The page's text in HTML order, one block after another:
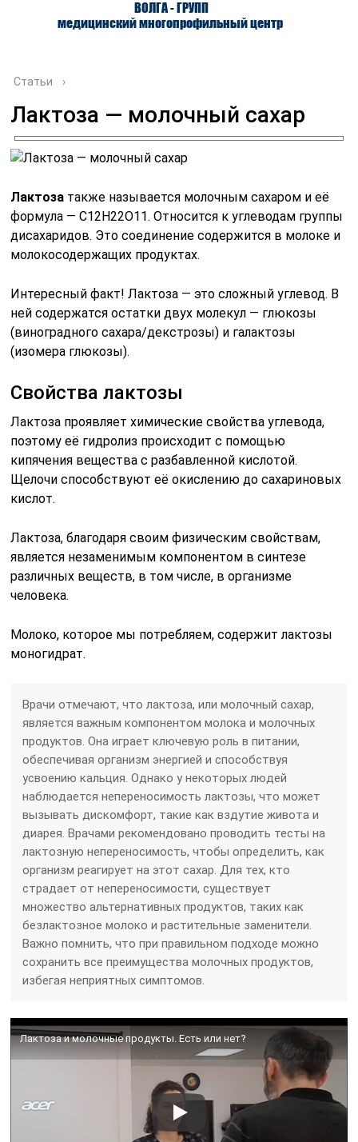
ВОЛГА - ГРУПП
медицинский многопрофильный центр
О ЦЕНТРЕ ВРАЧИ УСЛУГИ
Статьи ›
Лактоза — молочный сахар
Лактоза также называется молочным сахаром и её
формула — С12H22O11. Относится к углеводам группы
дисахаридов. Это соединение содержится в молоке и
молокосодержащих продуктах.
Интересный факт! Лактоза — это сложный углевод. В
ней содержатся остатки двух молекул — глюкозы
(виноградного сахара/декстрозы) и галактозы
(изомера глюкозы).
Свойства лактозы
Лактоза проявляет химические свойства углевода,
поэтому её гидролиз происходит с помощью
кипячения вещества с разбавленной кислотой.
Щелочи способствуют её окислению до сахариновых
кислот.
Лактоза, благодаря своим физическим свойствам,
является незаменимым компонентом в синтезе
различных веществ, в том числе, в организме
человека.
Молоко, которое мы потребляем, содержит лактозы
моногидрат.
Врачи отмечают, что лактоза, или молочный сахар,
является важным компонентом молока и молочных
продуктов. Она играет ключевую роль в питании,
обеспечивая организм энергией и способствуя
усвоению кальция. Однако у некоторых людей
наблюдается непереносимость лактозы, что может
вызывать дискомфорт, такие как вздутие живота и
диарея. Врачами рекомендовано проводить тесты на
лактозную непереносимость, чтобы определить, как
организм реагирует на этот сахар. Для тех, кто
страдает от непереносимости, существует
множество альтернативных продуктов, таких как
безлактозное молоко и растительные заменители.
Важно помнить, что при правильном подходе можно
сохранить все преимущества молочных продуктов,
избегая неприятных симптомов.
Лактоза и молочные продукты. Есть или нет?